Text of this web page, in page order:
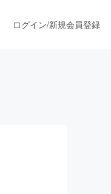
ログイン/新規会員登録